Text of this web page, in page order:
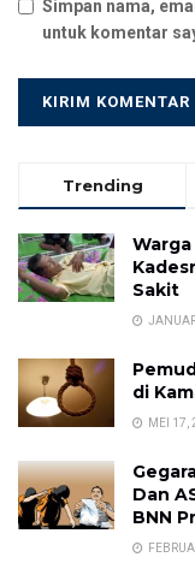
Simpan nama,
untuk komentar
Trending
Sakit
di
MEI 17,
Dan
BNN